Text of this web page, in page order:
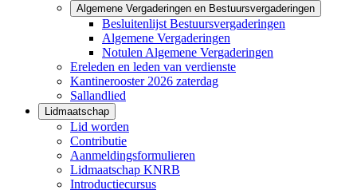
Algemene Vergaderingen en Bestuursvergaderingen
Besluitenlijst Bestuursvergaderingen
Algemene Vergaderingen
Notulen Algemene Vergaderingen
Ereleden en leden van verdienste
Kantinerooster 2026 zaterdag
Sallandlied
Lidmaatschap
Lid worden
Contributie
Aanmeldingsformulieren
Lidmaatschap KNRB
Introductiecursus